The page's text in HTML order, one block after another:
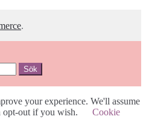
.
Sök
your experience. We'll assume
opt-out if you wish.
Cookie